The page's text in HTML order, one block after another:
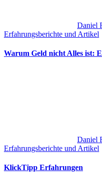
Daniel
Erfahrungsberichte und Artikel
Warum Geld nicht Alles ist:
Daniel
Erfahrungsberichte und Artikel
KlickTipp Erfahrungen